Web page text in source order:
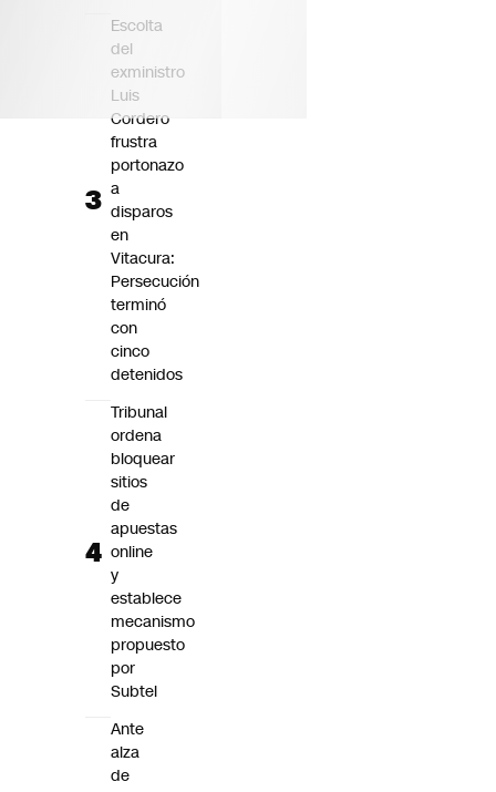
Escolta
del
exministro
Luis
Cordero
frustra
portonazo
a
disparos
en
Vitacura:
Persecución
terminó
con
cinco
detenidos
Tribunal
ordena
bloquear
sitios
de
apuestas
online
y
establece
mecanismo
propuesto
por
Subtel
Ante
alza
de